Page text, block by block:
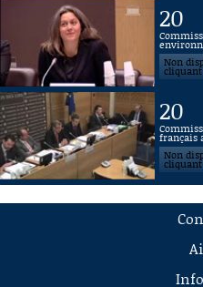
20
Non
20
français
Non